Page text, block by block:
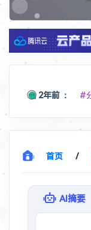
2年前 ： #分
11个月前
1年前：#
首页 /
AI摘要